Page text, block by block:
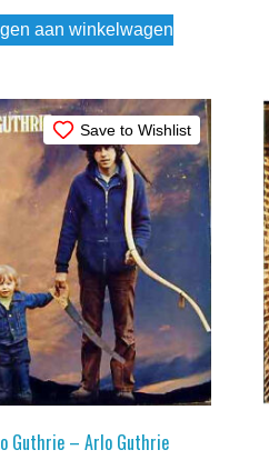
aan winkelwagen
Save to Wishlist
Guthrie – Arlo Guthrie